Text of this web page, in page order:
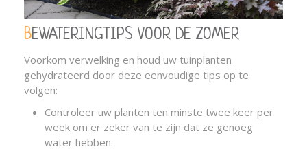
BEWATERINGTIPS VOOR DE ZOMER
Voorkom verwelking en houd uw tuinplanten
gehydrateerd door deze eenvoudige tips op te
volgen:
Controleer uw planten ten minste twee keer per
week om er zeker van te zijn dat ze genoeg
water hebben.